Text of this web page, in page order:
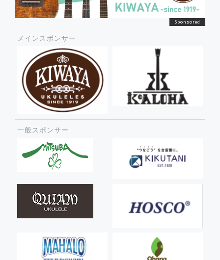
メインスポンサー
一般スポンサー